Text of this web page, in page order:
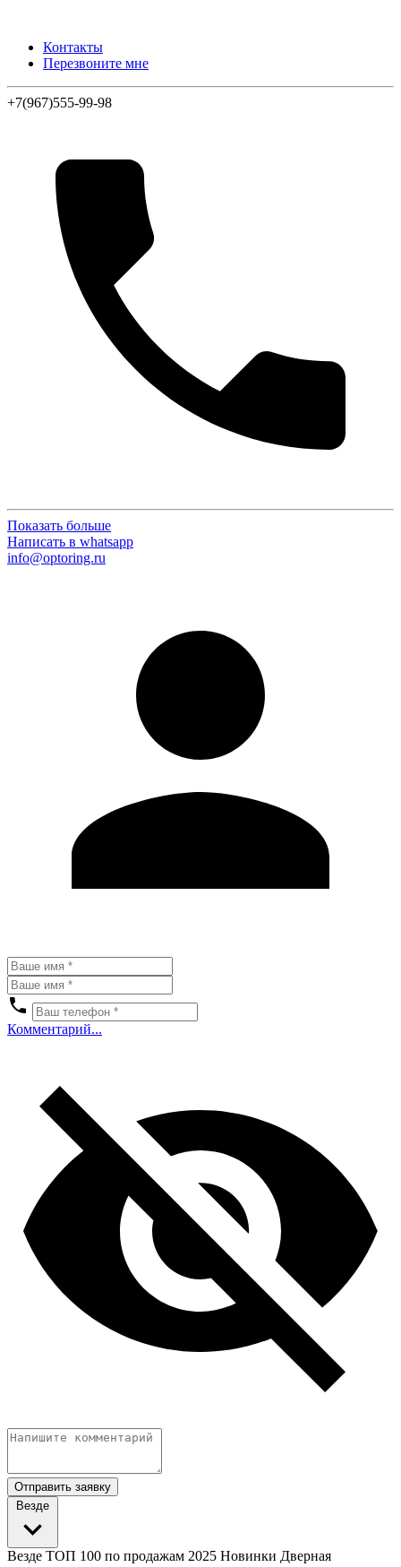
Контакты
Перезвоните мне
+7(967)555-99-98
Показать больше
Написать в whatsapp
info@optoring.ru
Комментарий...
Отправить заявку
Везде
Везде ТОП 100 по продажам 2025 Новинки Дверная